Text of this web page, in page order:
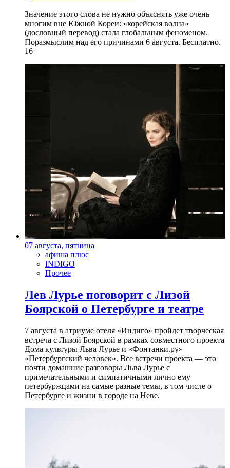
Значение этого слова не нужно объяснять уже очень
многим вне Южной Кореи: «корейская волна»
(дословный перевод) стала глобальным феноменом.
Поразмыслим над его причинами 6 августа. Бесплатно.
16+
07 августа, пятница
афиша плюс
INDIGO
Прочее
Лев Лурье поговорит с Лизой
Боярской о Петербурге и театре
7 августа в атриуме отеля «Индиго» пройдет творческая
встреча с Лизой Боярской в рамках совместного проекта
Дома культуры Льва Лурье и «Фонтанки.ру»
«Петербургский человек». Все встречи проекта — это
почти домашние разговоры Льва Лурье с
примечательными и симпатичными лично ему
петербуржцами на самые разные темы, в том числе о
Петербурге и жизни в городе на Неве.